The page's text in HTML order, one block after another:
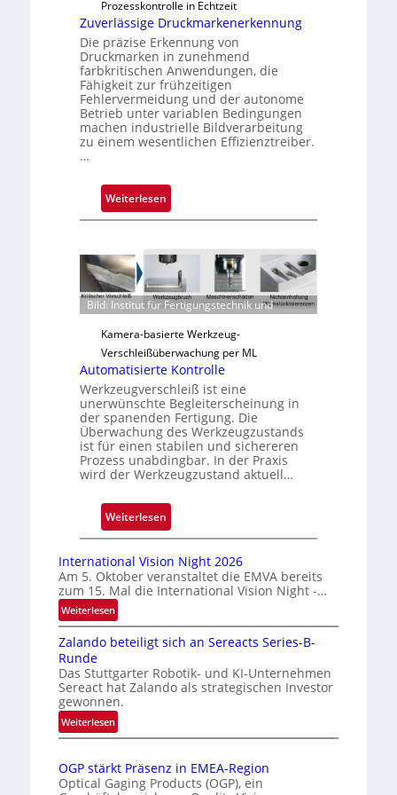
s
Prozesskontrolle in Echtzeit
Zuverlässige Druckmarkenerkennung
Die präzise Erkennung von
Druckmarken in zunehmend
farbkritischen Anwendungen, die
Fähigkeit zur frühzeitigen
Fehlervermeidung und der autonome
Betrieb unter variablen Bedingungen
machen industrielle Bildverarbeitung
zu einem wesentlichen Effizienztreiber.
…
Weiterlesen:
Z
v
r
l
s
i
g
e
D
r
u
k
m
r
k
n
e
k
n
n
Bild: Institut für Fertigungstechnik und
Kamera-basierte Werkzeug-
Verschleißüberwachung per ML
Automatisierte Kontrolle
Werkzeugverschleiß ist eine
unerwünschte Begleiterscheinung in
der spanenden Fertigung. Die
Überwachung des Werkzeugzustands
ist für einen stabilen und sichereren
Prozess unabdingbar. In der Praxis
wird der Werkzeugzustand aktuell…
Weiterlesen:
A
t
o
a
t
s
r
e
International Vision Night 2026
Am 5. Oktober veranstaltet die EMVA bereits
zum 15. Mal die International Vision Night -…
Weiterlesen:
I
n
e
r
n
a
o
Zalando beteiligt sich an Sereacts Series-B-
Runde
Das Stuttgarter Robotik- und KI-Unternehmen
Sereact hat Zalando als strategischen Investor
gewonnen.
Weiterlesen:
Z
l
a
OGP stärkt Präsenz in EMEA-Region
Optical Gaging Products (OGP), ein